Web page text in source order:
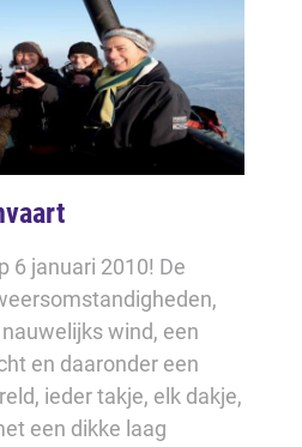
6 januari 2010! De
wind, een
en daaronder een
ieder takje, elk dakje,
een dikke laag